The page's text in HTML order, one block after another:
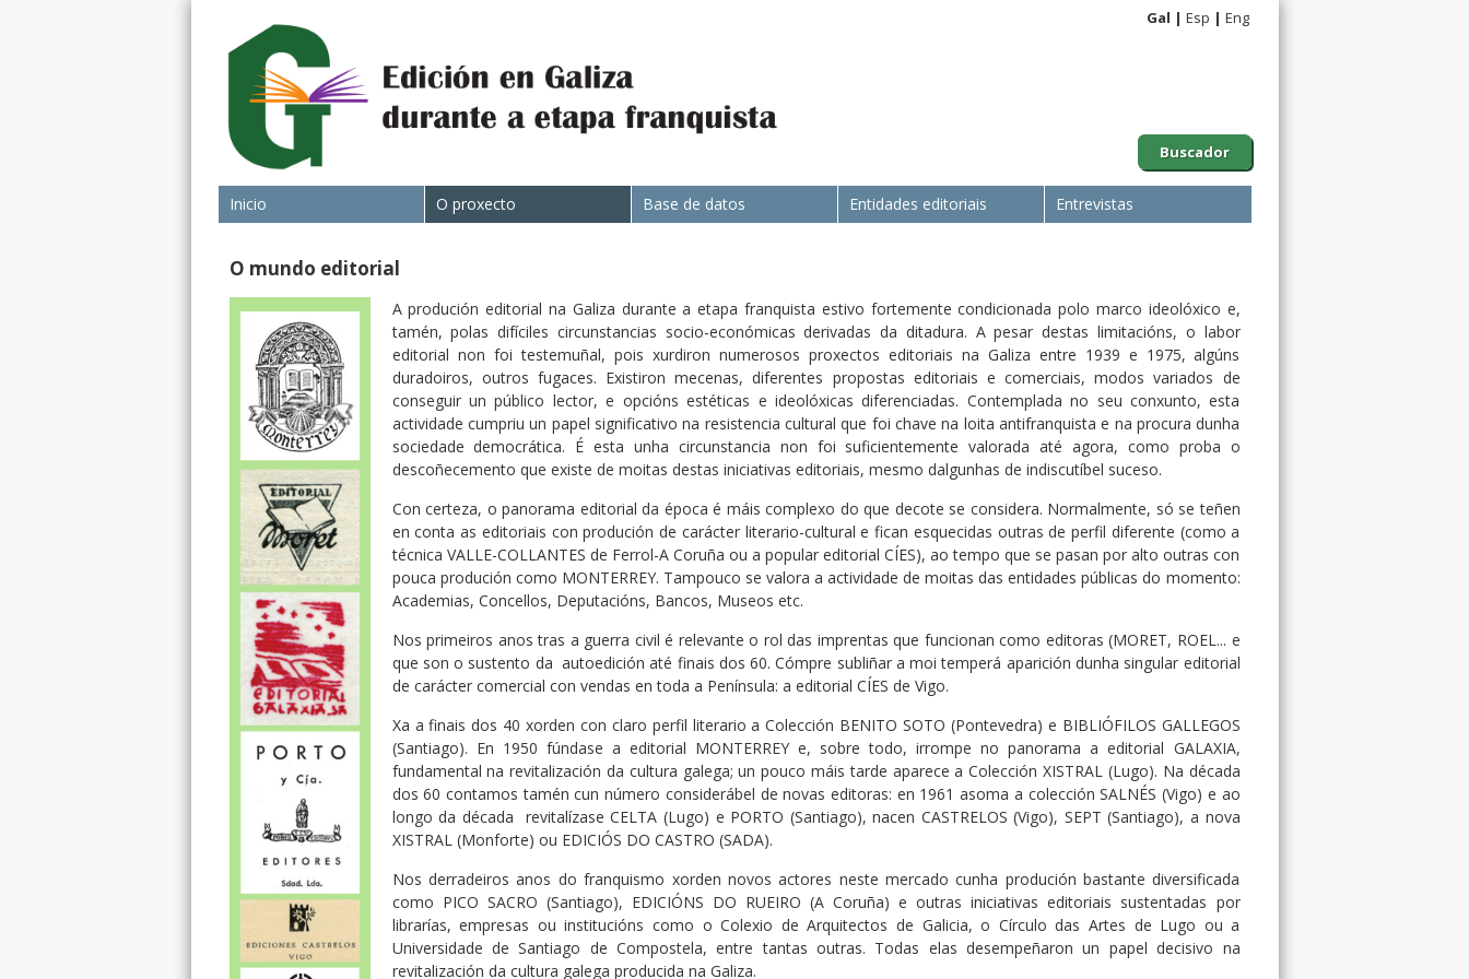
Buscador
Gal Esp Eng
Inicio O proxecto Base de datos Entidades editoriais Entrevistas
O mundo editorial
A produción editorial na Galiza durante a etapa franquista estivo fortemente condicionada polo marco ideolóxico e,
tamén, polas difíciles circunstancias socio-económicas derivadas da ditadura. A pesar destas limitacións, o labor
editorial non foi testemuñal, pois xurdiron numerosos proxectos editoriais na Galiza entre 1939 e 1975, algúns
duradoiros, outros fugaces. Existiron mecenas, diferentes propostas editoriais e comerciais, modos variados de
conseguir un público lector, e opcións estéticas e ideolóxicas diferenciadas. Contemplada no seu conxunto, esta
actividade cumpriu un papel significativo na resistencia cultural que foi chave na loita antifranquista e na procura dunha
sociedade democrática. É esta unha circunstancia non foi suficientemente valorada até agora, como proba o
descoñecemento que existe de moitas destas iniciativas editoriais, mesmo dalgunhas de indiscutíbel suceso.
Con certeza, o panorama editorial da época é máis complexo do que decote se considera. Normalmente, só se teñen
en conta as editoriais con produción de carácter literario-cultural e fican esquecidas outras de perfil diferente (como a
técnica VALLE-COLLANTES de Ferrol-A Coruña ou a popular editorial CÍES), ao tempo que se pasan por alto outras con
pouca produción como MONTERREY. Tampouco se valora a actividade de moitas das entidades públicas do momento:
Academias, Concellos, Deputacións, Bancos, Museos etc.
Nos primeiros anos tras a guerra civil é relevante o rol das imprentas que funcionan como editoras (MORET, ROEL... e
que son o sustento da autoedición até finais dos 60. Cómpre subliñar a moi temperá aparición dunha singular editorial
de carácter comercial con vendas en toda a Península: a editorial CÍES de Vigo.
Xa a finais dos 40 xorden con claro perfil literario a Colección BENITO SOTO (Pontevedra) e BIBLIÓFILOS GALLEGOS
(Santiago). En 1950 fúndase a editorial MONTERREY e, sobre todo, irrompe no panorama a editorial GALAXIA,
fundamental na revitalización da cultura galega; un pouco máis tarde aparece a Colección XISTRAL (Lugo). Na década
dos 60 contamos tamén cun número considerábel de novas editoras: en 1961 asoma a colección SALNÉS (Vigo) e ao
longo da década revitalízase CELTA (Lugo) e PORTO (Santiago), nacen CASTRELOS (Vigo), SEPT (Santiago), a nova
XISTRAL (Monforte) ou EDICIÓS DO CASTRO (SADA).
Nos derradeiros anos do franquismo xorden novos actores neste mercado cunha produción bastante diversificada
como PICO SACRO (Santiago), EDICIÓNS DO RUEIRO (A Coruña) e outras iniciativas editoriais sustentadas por
librarías, empresas ou institucións como o Colexio de Arquitectos de Galicia, o Círculo das Artes de Lugo ou a
Universidade de Santiago de Compostela, entre tantas outras. Todas elas desempeñaron un papel decisivo na
revitalización da cultura galega producida na Galiza.